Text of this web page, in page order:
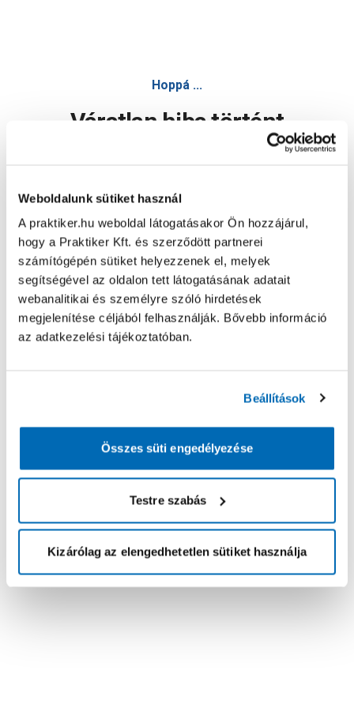
Weboldalunk sütiket használ
A praktiker.hu weboldal látogatásakor Ön hozzájárul,
hogy a Praktiker Kft. és szerződött partnerei
számítógépén sütiket helyezzenek el, melyek
segítségével az oldalon tett látogatásának adatait
webanalitikai és személyre szóló hirdetések
megjelenítése céljából felhasználják. Bővebb információ
az adatkezelési tájékoztatóban.
Beállítások
Összes süti engedélyezése
Testre szabás
Kizárólag az elengedhetetlen sütiket használja
Hoppá ...
Váratlan hiba történt
Oldal újratöltése